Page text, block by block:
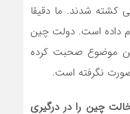
کشته شدند. ما دقیقا
داده است. دولت چین
موضوع صحبت کرده
نگرفته است.
چین را در درگیری